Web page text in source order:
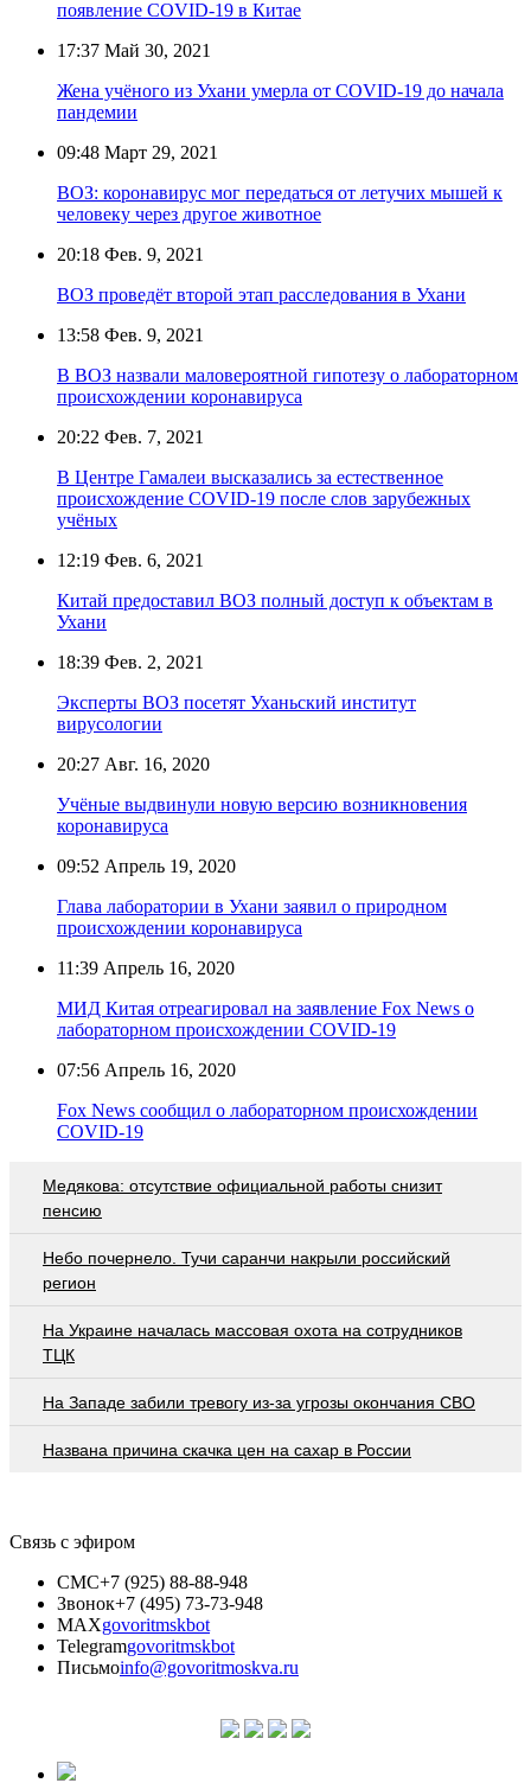
появление COVID-19 в Китае
17:37 Май 30, 2021
Жена учёного из Ухани умерла от COVID-19 до начала
пандемии
09:48 Март 29, 2021
ВОЗ: коронавирус мог передаться от летучих мышей к
человеку через другое животное
20:18 Фев. 9, 2021
ВОЗ проведёт второй этап расследования в Ухани
13:58 Фев. 9, 2021
В ВОЗ назвали маловероятной гипотезу о лабораторном
происхождении коронавируса
20:22 Фев. 7, 2021
В Центре Гамалеи высказались за естественное
происхождение COVID-19 после слов зарубежных
учёных
12:19 Фев. 6, 2021
Китай предоставил ВОЗ полный доступ к объектам в
Ухани
18:39 Фев. 2, 2021
Эксперты ВОЗ посетят Уханьский институт
вирусологии
20:27 Авг. 16, 2020
Учёные выдвинули новую версию возникновения
коронавируса
09:52 Апрель 19, 2020
Глава лаборатории в Ухани заявил о природном
происхождении коронавируса
11:39 Апрель 16, 2020
МИД Китая отреагировал на заявление Fox News о
лабораторном происхождении COVID-19
07:56 Апрель 16, 2020
Fox News сообщил о лабораторном происхождении
COVID-19
Медякова: отсутствие официальной работы снизит
пенсию
Небо почернело. Тучи саранчи накрыли российский
регион
На Украине началась массовая охота на сотрудников
ТЦК
На Западе забили тревогу из-за угрозы окончания СВО
Названа причина скачка цен на сахар в России
Связь с эфиром
СМС+7 (925) 88-88-948
Звонок+7 (495) 73-73-948
MAXgovoritmskbot
Telegramgovoritmskbot
Письмоinfo@govoritmoskva.ru